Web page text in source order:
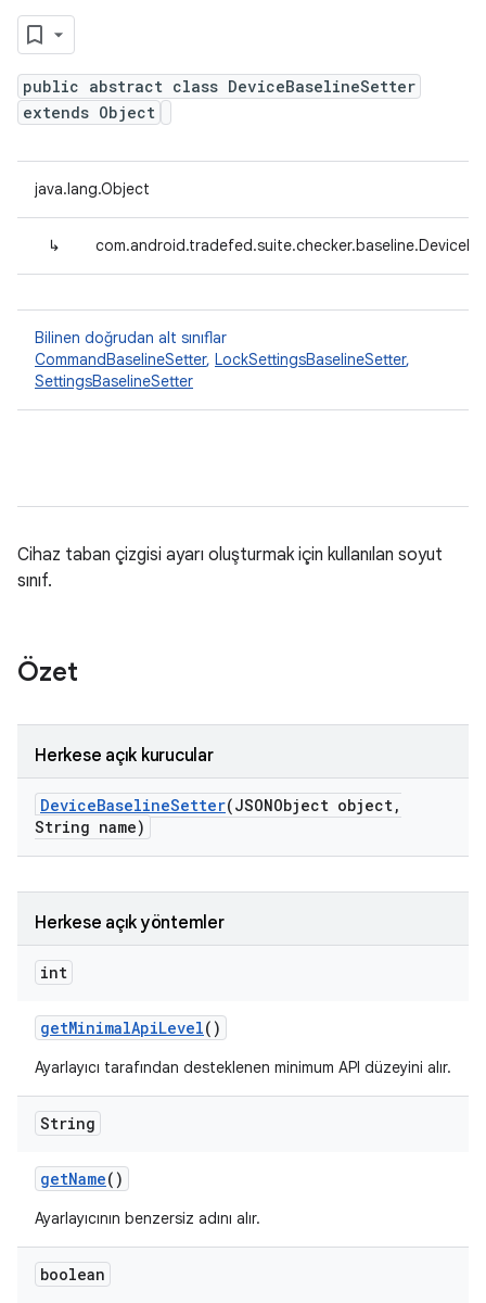
public abstract class DeviceBaselineSetter
extends Object
java.lang.Object
↳
Bilinen doğrudan alt sınıflar
CommandBaselineSetter, LockSettingsBaselineSetter,
SettingsBaselineSetter
Cihaz taban çizgisi ayarı oluşturmak için kullanılan soyut
sınıf.
Özet
Herkese açık kurucular
DeviceBaselineSetter(JSONObject object,
String name)
Herkese açık yöntemler
int
getMinimalApiLevel()
Ayarlayıcı tarafından desteklenen minimum API düzeyini alır.
String
getName()
Ayarlayıcının benzersiz adını alır.
boolean